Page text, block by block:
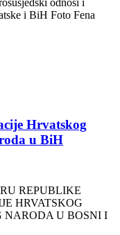
i BiH Foto Fena
Hrvatskog
u BiH
REPUBLIKE
HRVATSKOG
NARODA U BOSNI I